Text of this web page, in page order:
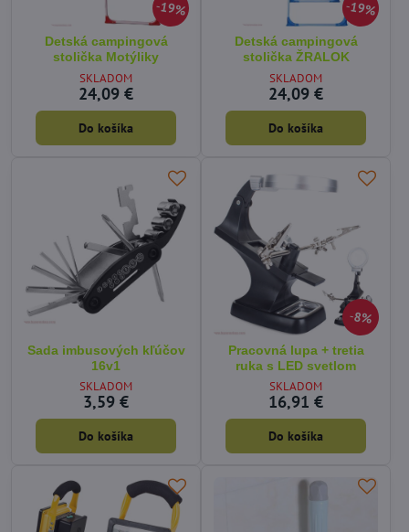
19%
Detská campingová
stolička Motýliky
SKLADOM
24,09 €
Do košíka
19%
Detská campingová
stolička ŽRALOK
SKLADOM
24,09 €
Do košíka
Sada imbusových kľúčov
16v1
SKLADOM
3,59 €
Do košíka
8%
Pracovná lupa + tretia
ruka s LED svetlom
SKLADOM
16,91 €
Do košíka